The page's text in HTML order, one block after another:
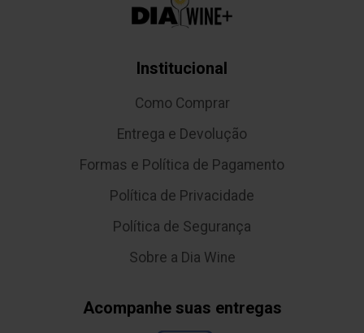
Institucional
Como Comprar
Entrega e Devolução
Formas e Política de Pagamento
Política de Privacidade
Política de Segurança
Sobre a Dia Wine
Acompanhe suas entregas